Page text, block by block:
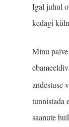
Igal juhul
kedagi
Minu
andestuse
tunnistada
saanute